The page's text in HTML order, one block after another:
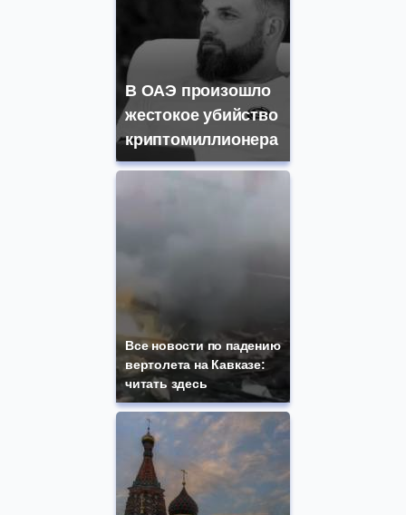
В ОАЭ произошло
жестокое убийство
криптомиллионера
Все новости по падению
вертолета на Кавказе:
читать здесь